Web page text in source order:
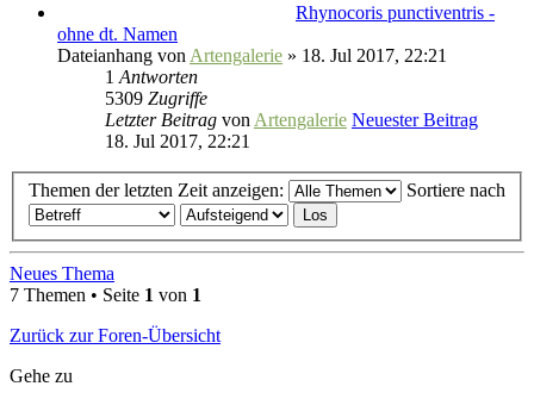
Rhynocoris punctiventris -
ohne dt. Namen
Dateianhang von Artengalerie » 18. Jul 2017, 22:21
1 Antworten
5309 Zugriffe
Letzter Beitrag von Artengalerie Neuester Beitrag
18. Jul 2017, 22:21
Themen der letzten Zeit anzeigen: Sortiere nach
Neues Thema
7 Themen • Seite 1 von 1
Zurück zur Foren-Übersicht
Gehe zu